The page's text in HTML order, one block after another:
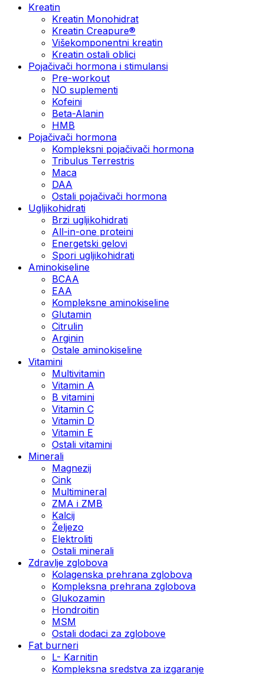
Kreatin
Kreatin Monohidrat
Kreatin Creapure®
Višekomponentni kreatin
Kreatin ostali oblici
Pojačivači hormona i stimulansi
Pre-workout
NO suplementi
Kofeini
Beta-Alanin
HMB
Pojačivači hormona
Kompleksni pojačivači hormona
Tribulus Terrestris
Maca
DAA
Ostali pojačivači hormona
Ugljikohidrati
Brzi ugljikohidrati
All-in-one proteini
Energetski gelovi
Spori ugljikohidrati
Aminokiseline
BCAA
EAA
Kompleksne aminokiseline
Glutamin
Citrulin
Arginin
Ostale aminokiseline
Vitamini
Multivitamin
Vitamin A
B vitamini
Vitamin C
Vitamin D
Vitamin E
Ostali vitamini
Minerali
Magnezij
Cink
Multimineral
ZMA i ZMB
Kalcij
Željezo
Elektroliti
Ostali minerali
Zdravlje zglobova
Kolagenska prehrana zglobova
Kompleksna prehrana zglobova
Glukozamin
Hondroitin
MSM
Ostali dodaci za zglobove
Fat burneri
L- Karnitin
Kompleksna sredstva za izgaranje